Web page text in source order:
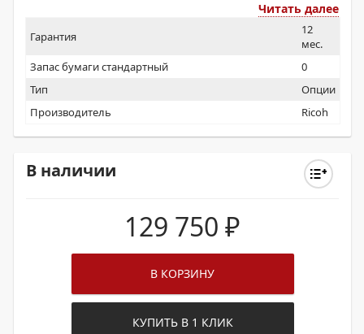
Читать далее
Гарантия
12
мес.
Запас бумаги стандартный
0
Тип
Опции
Производитель
Ricoh
В наличии
129 750 ₽
В КОРЗИНУ
КУПИТЬ В 1 КЛИК